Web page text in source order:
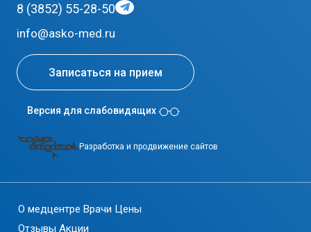
8 (3852) 55-28-50
info@asko-med.ru
Записаться на прием
Версия для слабовидящих
Разработка и продвижение сайтов
О медцентре Врачи Цены
Отзывы Акции